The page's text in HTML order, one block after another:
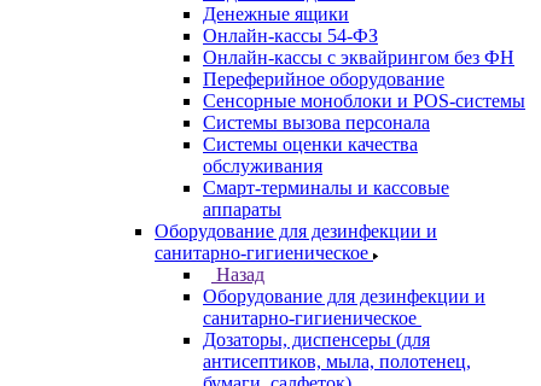
Денежные ящики
Онлайн-кассы 54-ФЗ
Онлайн-кассы с эквайрингом без ФН
Переферийное оборудование
Сенсорные моноблоки и POS-системы
Системы вызова персонала
Системы оценки качества
обслуживания
Смарт-терминалы и кассовые
аппараты
Оборудование для дезинфекции и
санитарно-гигиеническое
Назад
Оборудование для дезинфекции и
санитарно-гигиеническое
Дозаторы, диспенсеры (для
антисептиков, мыла, полотенец,